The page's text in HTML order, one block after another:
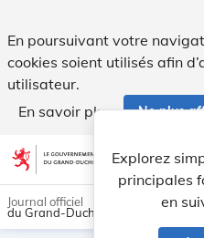
En poursuivant votre
cookies soient utilisés afin
utilisateur.
En savoir plus
Ne plus
Aller au contenu Explorez
principales
en
Journal officiel
du Grand-Duché de Luxembourg